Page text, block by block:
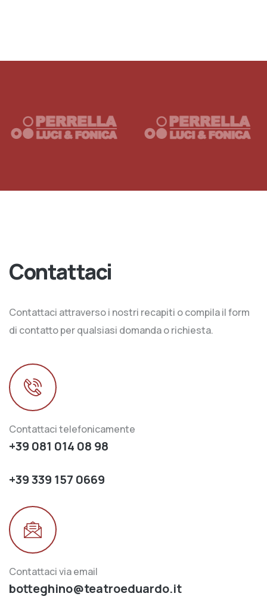
Contattaci
Contattaci attraverso i nostri recapiti o compila il form
di contatto per qualsiasi domanda o richiesta.
Contattaci telefonicamente
+39 081 014 08 98
+39 339 157 0669
Contattaci via email
botteghino@teatroeduardo.it